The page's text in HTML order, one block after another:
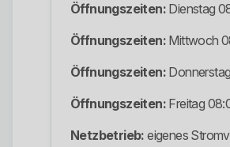
Öffnungszeiten: Dienstag
Öffnungszeiten: Mittwoch
Öffnungszeiten:
Öffnungszeiten: Freitag
Netzbetrieb: eigenes